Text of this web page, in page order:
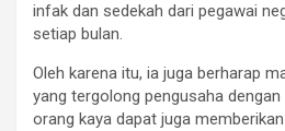
infak dan sedekah dari pegawai
setiap bulan.
Oleh karena itu, ia juga berharap
yang tergolong pengusaha
orang kaya dapat juga